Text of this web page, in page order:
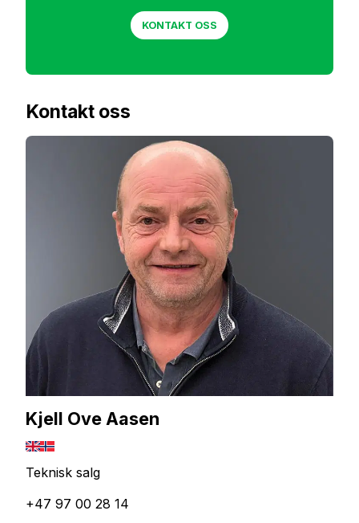
KONTAKT OSS
Kontakt oss
Kjell Ove Aasen
Teknisk salg
+47 97 00 28 14